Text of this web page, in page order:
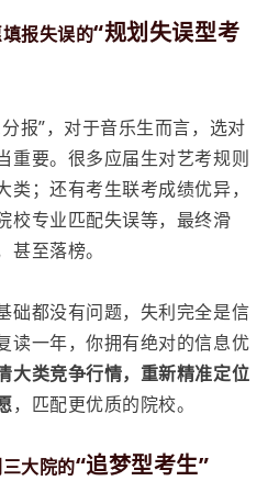
报失误的“规划失误型考
报”，对于音乐生而言，选对
重要。很多应届生对艺考规则
；还有考生联考成绩优异，
校专业匹配失误等，最终滑
至落榜。
础都没有问题，失利完全是信
读一年，你拥有绝对的信息优
大类竞争行情，重新精准定位
，匹配更优质的院校。
大院的“追梦型考生”